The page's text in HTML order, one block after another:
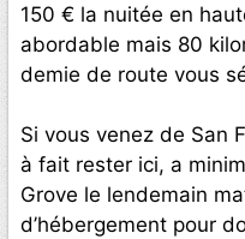
150 € la nuitée en
abordable mais 80
demie de route vous
Si vous venez de San
à fait rester ici, a
Grove le lendemain
d’hébergement pour